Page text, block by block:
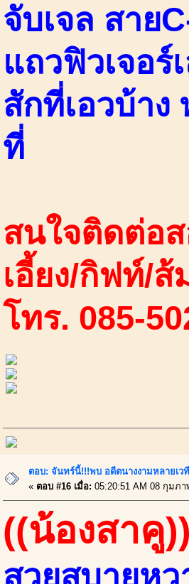
จับเจล สาย
แถวฟิวเจอร์
สักที่เอวบ้าง
ที่
สนใจติดต่อ
เอี้ยง/กิฟท์/
โทร. 085-
ตอบ: จันทร์นี้!!!พบ อดีตนางงามหลายเ
« ตอบ #16 เมื่อ: 05:20:51 AM 08 กุมภ
((น้องสาคู))
สวยสบายห